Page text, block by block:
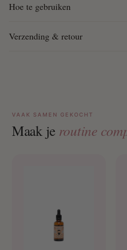
100% natuurlijk en vegan – vrij
Hoe te gebruiken
Verzending & retour
VAAK SAMEN GEKOCHT
Maak je routine